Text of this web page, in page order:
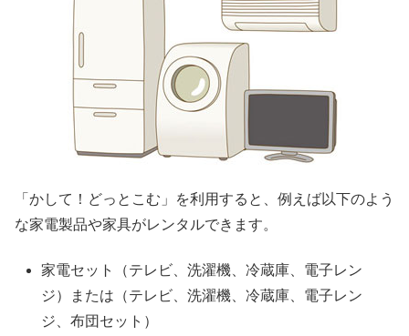
「かして！どっとこむ」を利用すると、例えば以下のよう
な家電製品や家具がレンタルできます。
家電セット（テレビ、洗濯機、冷蔵庫、電子レン
ジ）または（テレビ、洗濯機、冷蔵庫、電子レン
ジ、布団セット）